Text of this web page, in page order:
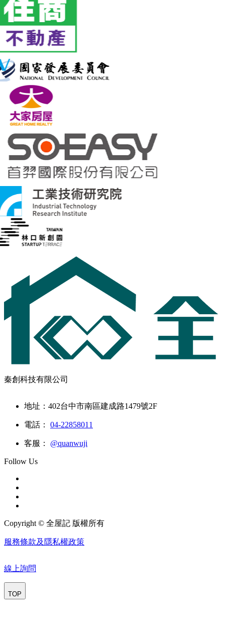
秦創科技有限公司
地址：402台中市南區建成路1479號2F
電話： 04-22858011
客服： @quanwuji
Follow Us
Copyright © 全屋記 版權所有
服務條款及隱私權政策
線上詢問
TOP